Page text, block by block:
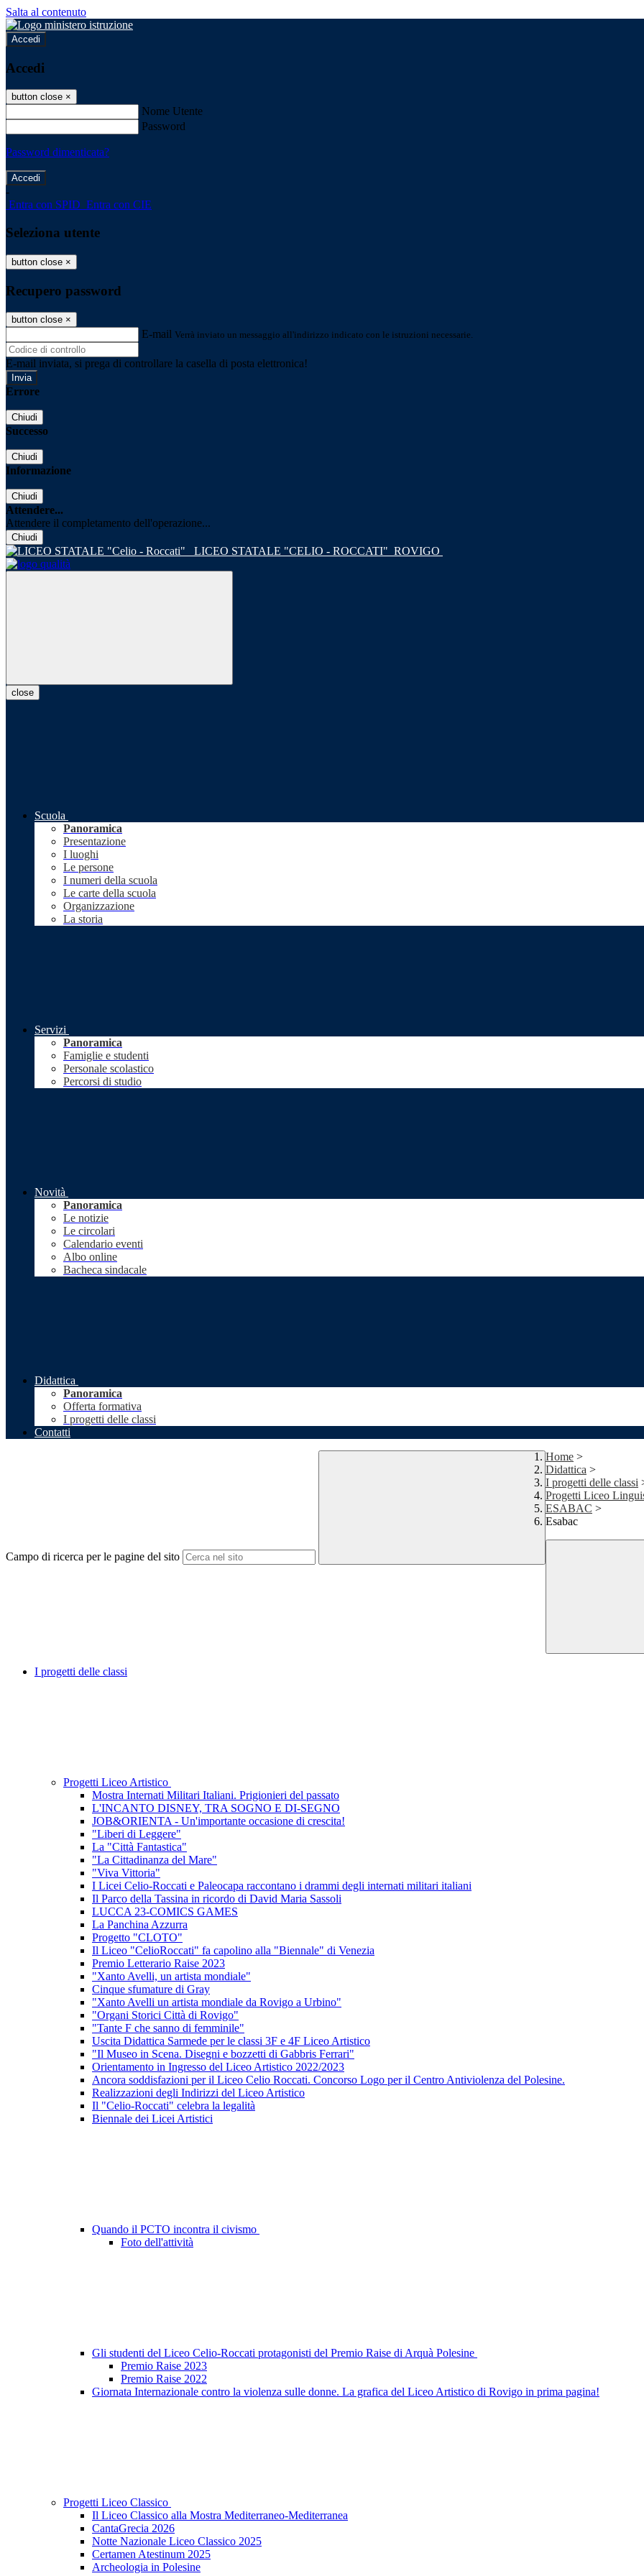
Salta al contenuto
Accedi
Accedi
button close ×
Nome Utente
Password
Password dimenticata?
-
Entra con SPID Entra con CIE
Seleziona utente
button close ×
Recupero password
button close ×
E-mail Verrà inviato un messaggio all'indirizzo indicato con le istruzioni necessarie.
E-mail inviata, si prega di controllare la casella di posta elettronica!
Errore
Chiudi
Successo
Chiudi
Informazione
Chiudi
Attendere...
Attendere il completamento dell'operazione...
Chiudi
LICEO STATALE "CELIO - ROCCATI" ROVIGO
close
Scuola
Panoramica
Presentazione
I luoghi
Le persone
I numeri della scuola
Le carte della scuola
Organizzazione
La storia
Servizi
Panoramica
Famiglie e studenti
Personale scolastico
Percorsi di studio
Novità
Panoramica
Le notizie
Le circolari
Calendario eventi
Albo online
Bacheca sindacale
Didattica
Panoramica
Offerta formativa
I progetti delle classi
Contatti
Campo di ricerca per le pagine del sito
Home >
Didattica >
I progetti delle classi
Progetti Liceo
ESABAC >
Esabac
I progetti delle classi
Progetti Liceo Artistico
Mostra Internati Militari Italiani. Prigionieri del passato
L'INCANTO DISNEY, TRA SOGNO E DI-SEGNO
JOB&ORIENTA - Un'importante occasione di crescita!
"Liberi di Leggere"
La "Città Fantastica"
"La Cittadinanza del Mare"
"Viva Vittoria"
I Licei Celio-Roccati e Paleocapa raccontano i drammi degli internati militari italiani
Il Parco della Tassina in ricordo di David Maria Sassoli
LUCCA 23-COMICS GAMES
La Panchina Azzurra
Progetto "CLOTO"
Il Liceo "CelioRoccati" fa capolino alla "Biennale" di Venezia
Premio Letterario Raise 2023
"Xanto Avelli, un artista mondiale"
Cinque sfumature di Gray
"Xanto Avelli un artista mondiale da Rovigo a Urbino"
"Organi Storici Città di Rovigo"
"Tante F che sanno di femminile"
Uscita Didattica Sarmede per le classi 3F e 4F Liceo Artistico
"Il Museo in Scena. Disegni e bozzetti di Gabbris Ferrari"
Orientamento in Ingresso del Liceo Artistico 2022/2023
Ancora soddisfazioni per il Liceo Celio Roccati. Concorso Logo per il Centro Antiviolenza del Polesine.
Realizzazioni degli Indirizzi del Liceo Artistico
Il "Celio-Roccati" celebra la legalità
Biennale dei Licei Artistici
Quando il PCTO incontra il civismo
Foto dell'attività
Gli studenti del Liceo Celio-Roccati protagonisti del Premio Raise di Arquà Polesine
Premio Raise 2023
Premio Raise 2022
Giornata Internazionale contro la violenza sulle donne. La grafica del Liceo Artistico di Rovigo in prima pagina!
Progetti Liceo Classico
Il Liceo Classico alla Mostra Mediterraneo-Mediterranea
CantaGrecia 2026
Notte Nazionale Liceo Classico 2025
Certamen Atestinum 2025
Archeologia in Polesine